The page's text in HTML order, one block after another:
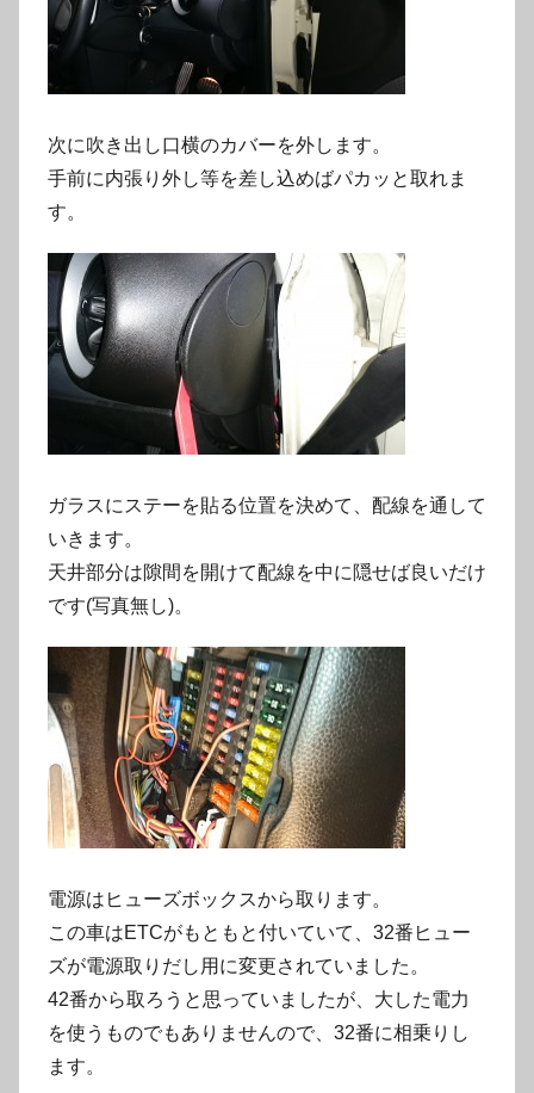
次に吹き出し口横のカバーを外します。
手前に内張り外し等を差し込めばパカッと取れま
す。
ガラスにステーを貼る位置を決めて、配線を通して
いきます。
天井部分は隙間を開けて配線を中に隠せば良いだけ
です(写真無し)。
電源はヒューズボックスから取ります。
この車はETCがもともと付いていて、32番ヒュー
ズが電源取りだし用に変更されていました。
42番から取ろうと思っていましたが、大した電力
を使うものでもありませんので、32番に相乗りし
ます。